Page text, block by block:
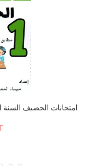
امتحانات الحصيف السنة